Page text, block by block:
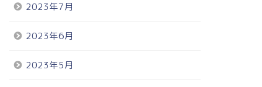
2023年7月
2023年6月
2023年5月